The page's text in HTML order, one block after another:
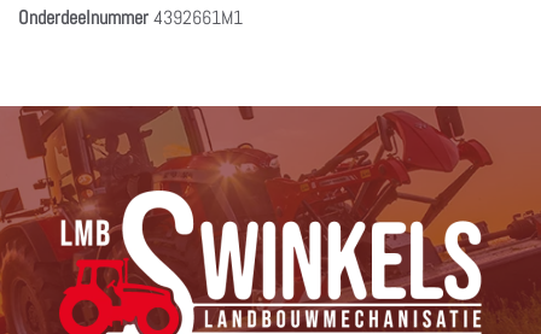
Onderdeelnummer4392661M1